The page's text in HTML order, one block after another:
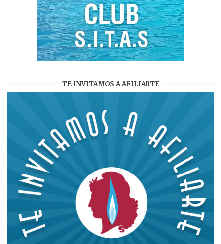
TE INVITAMOS A AFILIARTE